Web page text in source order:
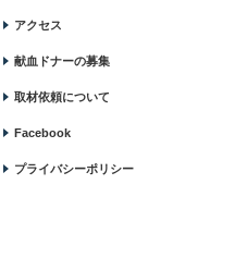
アクセス
献血ドナーの募集
取材依頼について
Facebook
プライバシーポリシー